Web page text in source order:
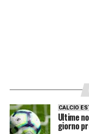
CALCIO
Ultime
giorno